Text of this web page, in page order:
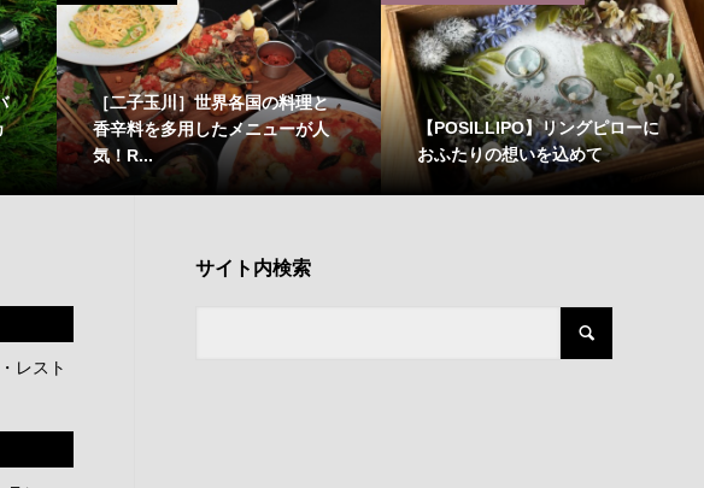
［二子玉川］世界各国の料理と
香辛料を多用したメニューが人
気！R...
【POSILLIPO】リングピローに
おふたりの想いを込めて
レスト
サイト内検索